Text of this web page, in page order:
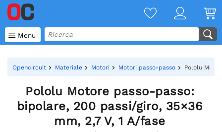
 Menu
Opencircuit Materiale Motori Motori passo-passo Pololu
Pololu Motore passo-passo:
bipolare, 200 passi/giro, 35×36
mm, 2,7 V, 1 A/fase